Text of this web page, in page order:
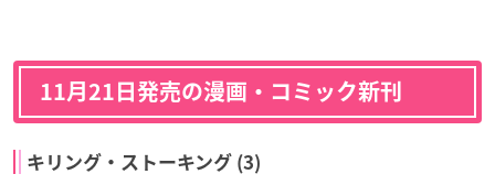
11月21日発売の漫画・コミック新刊
キリング・ストーキング (3)